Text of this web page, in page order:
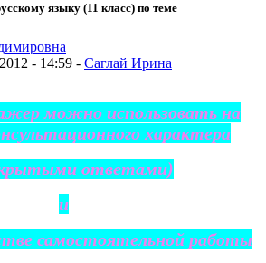
языку (11 класс) по теме
- 14:59 - Саглай Ирина
можно использовать на
характера
ответами)
и
самостоятельной работы